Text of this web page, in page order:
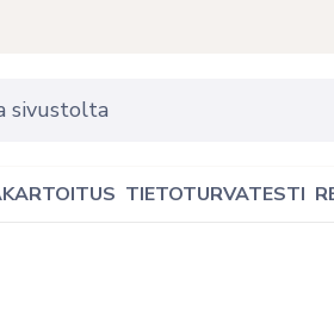
TIETOTURVATESTI